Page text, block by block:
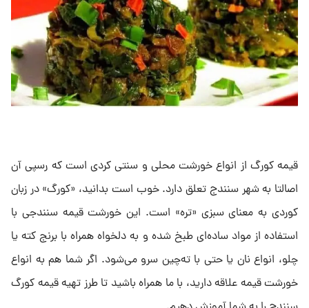
قیمه کورگ از انواع خورشت محلی و سنتی کردی است که رسپی آن
اصالتا به شهر سنندج تعلق دارد. خوب است بدانید، «کورگ» در زبان
کوردی به معنای سبزی «تره» است. این خورشت قیمه سنندجی با
استفاده از مواد ساده‌ای طبخ شده و به دلخواه همراه با برنج کته یا
چلو، انواع نان یا حتی با ته‌چین سرو می‌شود. اگر شما هم به انواع
خورشت قیمه علاقه دارید، با ما همراه باشید تا طرز تهیه قیمه کورگ